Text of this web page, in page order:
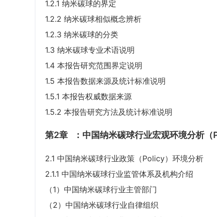
1.2.1 纳米碳球的界定
1.2.2 纳米碳球相似概念辨析
1.2.3 纳米碳球的分类
1.3 纳米碳球专业术语说明
1.4 本报告研究范围界定说明
1.5 本报告数据来源及统计标准说明
1.5.1 本报告权威数据来源
1.5.2 本报告研究方法及统计标准说明
第2章 ：中国纳米碳球行业宏观环境分析（
2.1 中国纳米碳球行业政策（Policy）环境分析
2.1.1 中国纳米碳球行业监管体系及机构介绍
（1）中国纳米碳球行业主管部门
（2）中国纳米碳球行业自律组织